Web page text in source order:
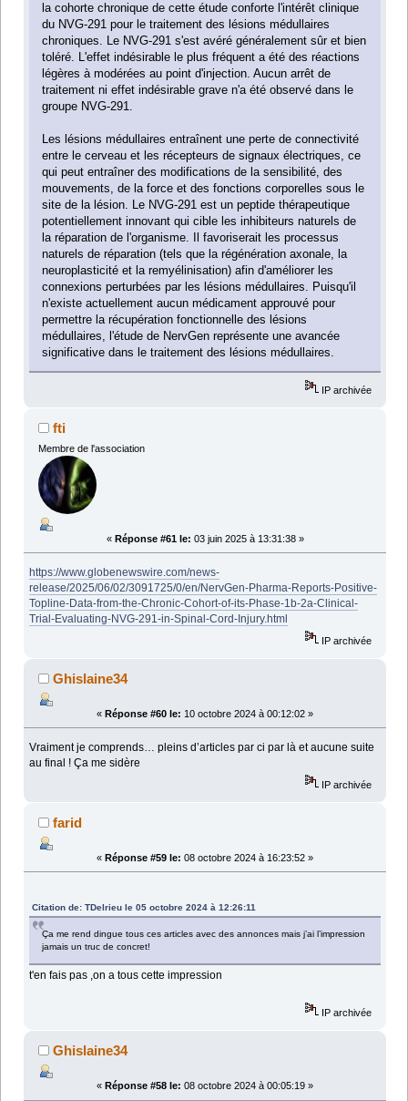
la cohorte chronique de cette étude conforte l'intérêt clinique
du NVG-291 pour le traitement des lésions médullaires
chroniques. Le NVG-291 s'est avéré généralement sûr et bien
toléré. L'effet indésirable le plus fréquent a été des réactions
légères à modérées au point d'injection. Aucun arrêt de
traitement ni effet indésirable grave n'a été observé dans le
groupe NVG-291.
Les lésions médullaires entraînent une perte de connectivité
entre le cerveau et les récepteurs de signaux électriques, ce
qui peut entraîner des modifications de la sensibilité, des
mouvements, de la force et des fonctions corporelles sous le
site de la lésion. Le NVG-291 est un peptide thérapeutique
potentiellement innovant qui cible les inhibiteurs naturels de
la réparation de l'organisme. Il favoriserait les processus
naturels de réparation (tels que la régénération axonale, la
neuroplasticité et la remyélinisation) afin d'améliorer les
connexions perturbées par les lésions médullaires. Puisqu'il
n'existe actuellement aucun médicament approuvé pour
permettre la récupération fonctionnelle des lésions
médullaires, l'étude de NervGen représente une avancée
significative dans le traitement des lésions médullaires.
IP archivée
fti
Membre de l'association
« Réponse #61 le: 03 juin 2025 à 13:31:38 »
https://www.globenewswire.com/news-
release/2025/06/02/3091725/0/en/NervGen-Pharma-Reports-Positive-
Topline-Data-from-the-Chronic-Cohort-of-its-Phase-1b-2a-Clinical-
Trial-Evaluating-NVG-291-in-Spinal-Cord-Injury.html
IP archivée
Ghislaine34
« Réponse #60 le: 10 octobre 2024 à 00:12:02 »
Vraiment je comprends… pleins d’articles par ci par là et aucune suite
au final ! Ça me sidère
IP archivée
farid
« Réponse #59 le: 08 octobre 2024 à 16:23:52 »
Citation de: TDelrieu le 05 octobre 2024 à 12:26:11
Ça me rend dingue tous ces articles avec des annonces mais j’ai l’impression
jamais un truc de concret!
t'en fais pas ,on a tous cette impression
IP archivée
Ghislaine34
« Réponse #58 le: 08 octobre 2024 à 00:05:19 »